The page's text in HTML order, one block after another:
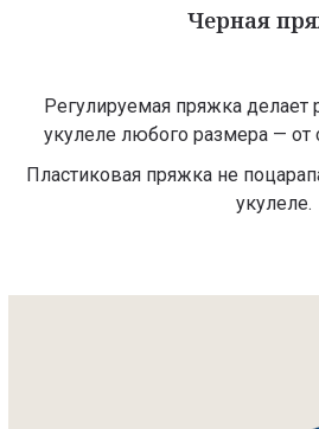
Черная
Регулируемая пряжка
укулеле любого размера — от
Пластиковая пряжка не
укулеле.